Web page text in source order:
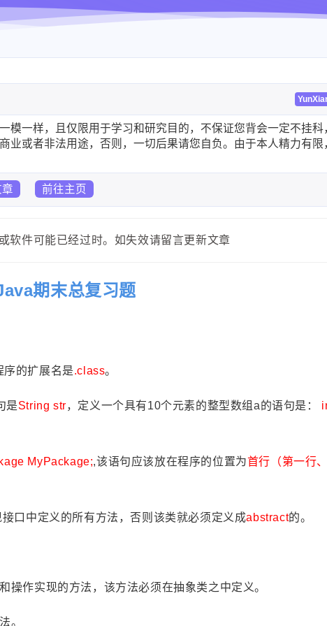
模一样，且仅限用于学习和研究目的，不保证您背会一定不挂科
业或者非法用途，否则，一切后果请您自负。由于本人精力有限
馈以
前往主页
软件可能已经过时。如失效请留言更新文章
期末总复习题
序的扩展名是.class。
是String str，定义一个具有10个元素的整型数组a的语句是：
MyPackage;,该语句应该放在程序的位置为首行（第一行
口中定义的所有方法，否则该类就必须定义成abstract的。
操作实现的方法，该方法必须在抽象类之中定义。
。